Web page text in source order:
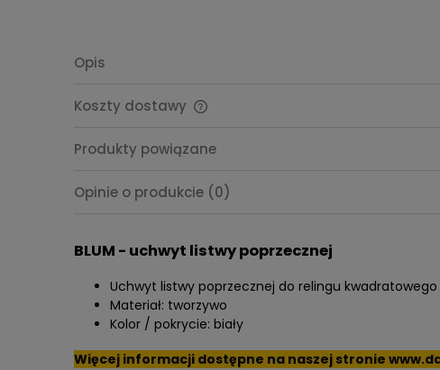
Opis
Koszty dostawy
Cena nie zawiera ewentualnych
Produkty powiązane
Opinie o produkcie (0)
BLUM - uchwyt listwy poprzecznej
Uchwyt listwy poprzecznej do relingu kwadratowego
Materiał: tworzywo
Kolor / pokrycie: biały
Więcej informacji dostępne na naszej stronie